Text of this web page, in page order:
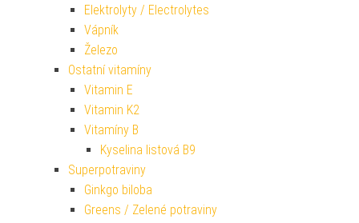
Elektrolyty / Electrolytes
Vápník
Železo
Ostatní vitamíny
Vitamin E
Vitamin K2
Vitamíny B
Kyselina listová B9
Superpotraviny
Ginkgo biloba
Greens / Zelené potraviny